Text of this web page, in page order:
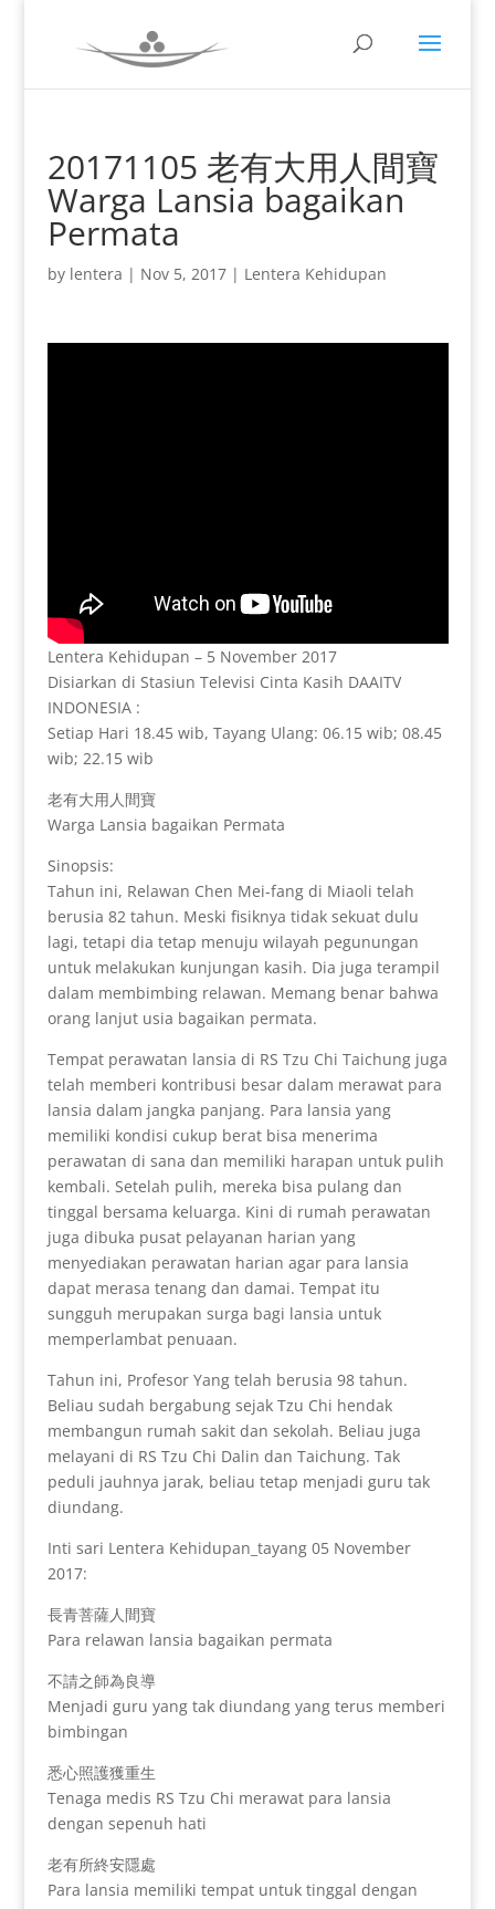
20171105 老有大用人間寶
Warga Lansia bagaikan
Permata
by lentera | Nov 5, 2017| Lentera Kehidupan
Lentera Kehidupan – 5 November 2017
Disiarkan di Stasiun Televisi Cinta Kasih DAAITV
INDONESIA :
Setiap Hari 18.45 wib, Tayang Ulang: 06.15 wib; 08.45
wib; 22.15 wib
老有大用人間寶
Warga Lansia bagaikan Permata
Sinopsis:
Tahun ini, Relawan Chen Mei-fang di Miaoli telah
berusia 82 tahun. Meski fisiknya tidak sekuat dulu
lagi, tetapi dia tetap menuju wilayah pegunungan
untuk melakukan kunjungan kasih. Dia juga terampil
dalam membimbing relawan. Memang benar bahwa
orang lanjut usia bagaikan permata.
Tempat perawatan lansia di RS Tzu Chi Taichung juga
telah memberi kontribusi besar dalam merawat para
lansia dalam jangka panjang. Para lansia yang
memiliki kondisi cukup berat bisa menerima
perawatan di sana dan memiliki harapan untuk pulih
kembali. Setelah pulih, mereka bisa pulang dan
tinggal bersama keluarga. Kini di rumah perawatan
juga dibuka pusat pelayanan harian yang
menyediakan perawatan harian agar para lansia
dapat merasa tenang dan damai. Tempat itu
sungguh merupakan surga bagi lansia untuk
memperlambat penuaan.
Tahun ini, Profesor Yang telah berusia 98 tahun.
Beliau sudah bergabung sejak Tzu Chi hendak
membangun rumah sakit dan sekolah. Beliau juga
melayani di RS Tzu Chi Dalin dan Taichung. Tak
peduli jauhnya jarak, beliau tetap menjadi guru tak
diundang.
Inti sari Lentera Kehidupan_tayang 05 November
2017:
長青菩薩人間寶
Para relawan lansia bagaikan permata
不請之師為良導
Menjadi guru yang tak diundang yang terus memberi
bimbingan
悉心照護獲重生
Tenaga medis RS Tzu Chi merawat para lansia
dengan sepenuh hati
老有所終安隱處
Para lansia memiliki tempat untuk tinggal dengan